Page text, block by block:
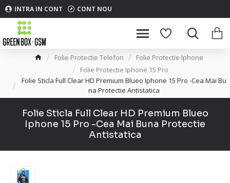
INTRA IN CONT CONT NOU
Folie Protectie Telefon
Folie Protectie Iphone
Folie Protectie Iphone 15 Pro
Folie Sticla Full Clear HD Premium Blueo Iphone 15 Pro -Cea Mai Bu
na Protectie Antistatica
Folie Sticla Full Clear HD Premium Blueo
Iphone 15 Pro -Cea Mai Buna Protectie
Antistatica